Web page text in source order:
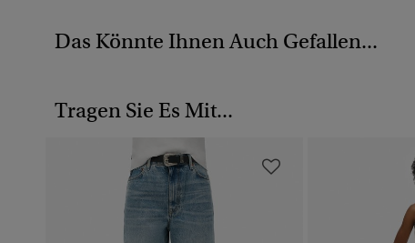
Das Könnte Ihnen Auch Gefallen...
Tragen Sie Es Mit...